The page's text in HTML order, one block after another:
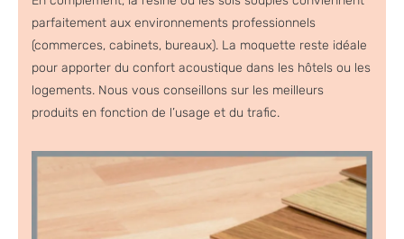
parfaitement aux environnements professionnels
(commerces, cabinets, bureaux). La moquette reste idéale
pour apporter du confort acoustique dans les hôtels ou les
logements. Nous vous conseillons sur les meilleurs
produits en fonction de l’usage et du trafic.